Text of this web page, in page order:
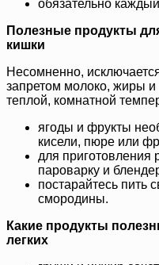
обязательно
Полезные продукты
кишки
Несомненно,
запретом молоко, жиры
теплой, комнатной
ягоды и фрукты
кисели, пюре или
для приготовления
пароварку и
постарайтесь пить
смородины.
Какие продукты
легких